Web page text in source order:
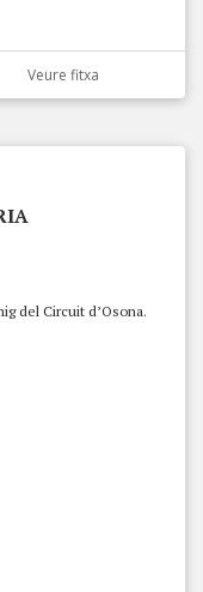
Veure fitxa
del Circuit d’Osona.